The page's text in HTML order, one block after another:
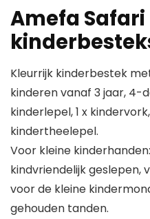
Amefa
Kleurrijk kinderbestek
kinderen vanaf 3 jaar, 4-
kinderlepel, 1 x
kindertheelepel.
Voor kleine
kindvriendelijk geslepen,
voor de kleine
gehouden tanden.